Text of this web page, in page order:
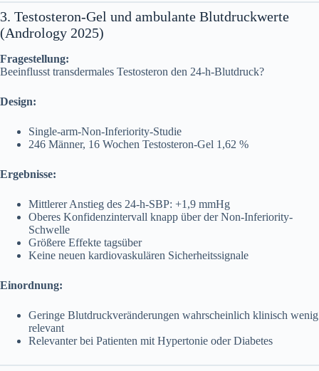
3. Testosteron-Gel und ambulante Blutdruckwerte
(Andrology 2025)
Fragestellung:
Beeinflusst transdermales Testosteron den 24-h-Blutdruck?
Design:
Single-arm-Non-Inferiority-Studie
246 Männer, 16 Wochen Testosteron-Gel 1,62 %
Ergebnisse:
Mittlerer Anstieg des 24-h-SBP: +1,9 mmHg
Oberes Konfidenzintervall knapp über der Non-Inferiority-
Schwelle
Größere Effekte tagsüber
Keine neuen kardiovaskulären Sicherheitssignale
Einordnung:
Geringe Blutdruckveränderungen wahrscheinlich klinisch wenig
relevant
Relevanter bei Patienten mit Hypertonie oder Diabetes